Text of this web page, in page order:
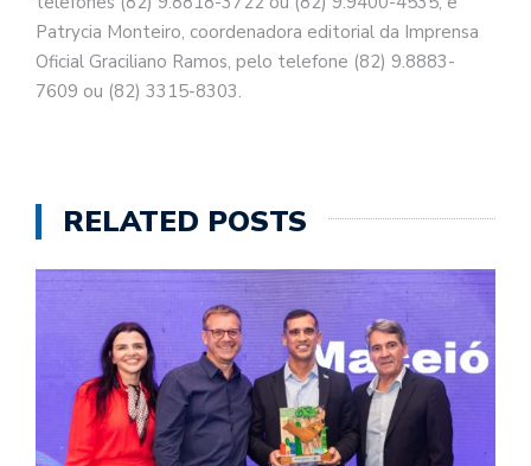
Patrycia Monteiro, coordenadora editorial da Imprensa
Oficial Graciliano Ramos, pelo telefone (82) 9.8883-
7609 ou (82) 3315-8303.
RELATED POSTS